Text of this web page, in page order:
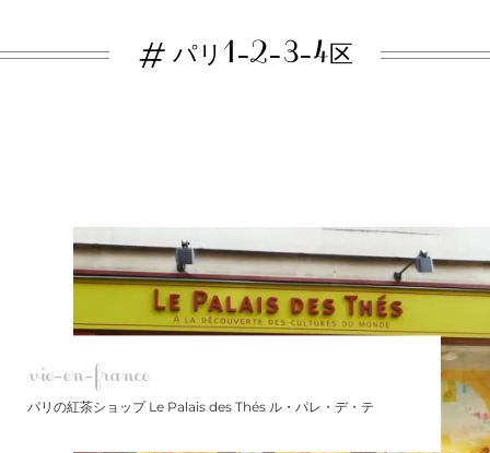
# パリ1-2-3-4区
vie-en-france
パリの紅茶ショップ Le Palais des Thés ル・パレ・デ・テ